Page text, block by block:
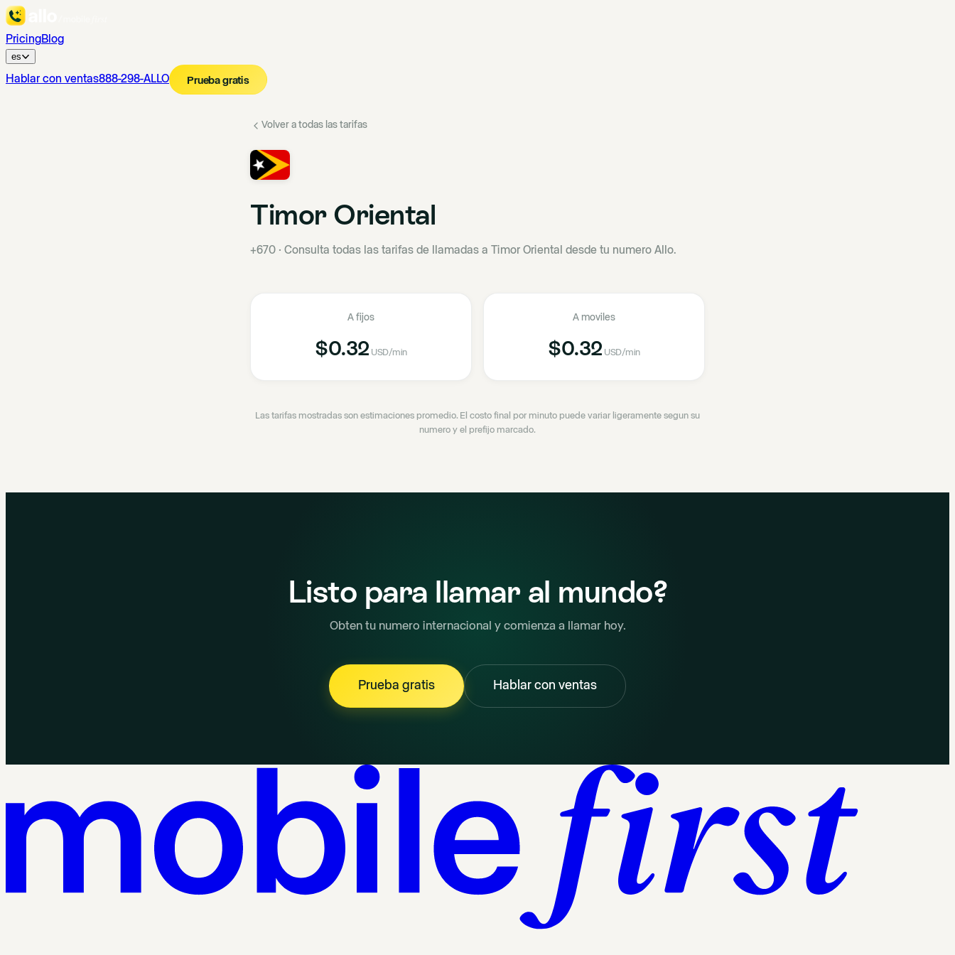
PricingBlog
es
Hablar con ventas888-298-ALLO Prueba gratis
Volver a todas las tarifas
Timor Oriental
+670 · Consulta todas las tarifas de llamadas a Timor Oriental desde tu numero Allo.
A fijos
$0.32 USD/min
A moviles
$0.32 USD/min
Las tarifas mostradas son estimaciones promedio. El costo final por minuto puede variar ligeramente segun su
numero y el prefijo marcado.
Listo para llamar al mundo?
Obten tu numero internacional y comienza a llamar hoy.
Prueba gratis Hablar con ventas